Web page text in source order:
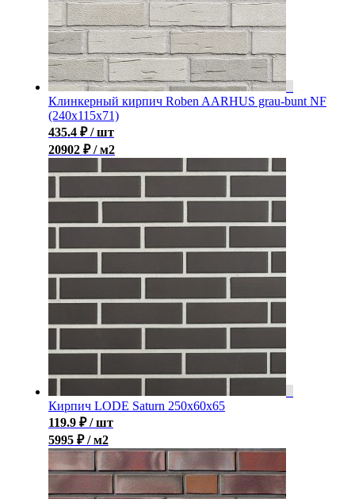
Клинкерный кирпич Roben AARHUS grau-bunt NF
(240х115х71)
435.4 ₽ / шт
20902 ₽ / м2
Кирпич LODE Saturn 250x60x65
119.9 ₽ / шт
5995 ₽ / м2